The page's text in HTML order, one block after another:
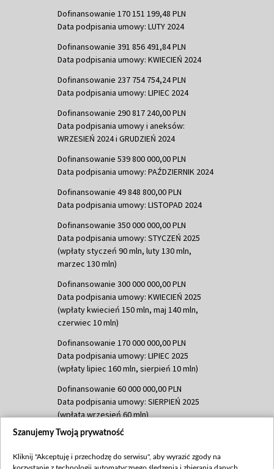
Dofinansowanie 170 151 199,48 PLN
Data podpisania umowy: LUTY 2024
Dofinansowanie 391 856 491,84 PLN
Data podpisania umowy: KWIECIEŃ 2024
Dofinansowanie 237 754 754,24 PLN
Data podpisania umowy: LIPIEC 2024
Dofinansowanie 290 817 240,00 PLN
Data podpisania umowy i aneksów:
WRZESIEŃ 2024 i GRUDZIEŃ 2024
Dofinansowanie 539 800 000,00 PLN
Data podpisania umowy: PAŹDZIERNIK 2024
Dofinansowanie 49 848 800,00 PLN
Data podpisania umowy: LISTOPAD 2024
Dofinansowanie 350 000 000,00 PLN
Data podpisania umowy: STYCZEŃ 2025
(wpłaty styczeń 90 mln, luty 130 mln,
marzec 130 mln)
Dofinansowanie 300 000 000,00 PLN
Data podpisania umowy: KWIECIEŃ 2025
(wpłaty kwiecień 150 mln, maj 140 mln,
czerwiec 10 mln)
Dofinansowanie 170 000 000,00 PLN
Data podpisania umowy: LIPIEC 2025
(wpłaty lipiec 160 mln, sierpień 10 mln)
Dofinansowanie 60 000 000,00 PLN
Data podpisania umowy: SIERPIEŃ 2025
(wpłata wrzesień 60 mln)
Dofinansowanie 635 783 051,21 PLN
(wpłata wrzesień 100 mln, październik 350
Szanujemy Twoją prywatność
Kliknij "Akceptuję i przechodzę do serwisu", aby wyrazić zgody na